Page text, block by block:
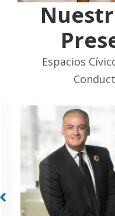
Espacios